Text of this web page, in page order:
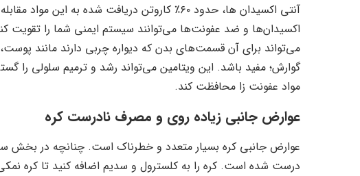
آنتی اکسیدان ها، حدود ۶۰٪ کاروتن دریافت شده به
اکسیدان‌ها و ضد عفونت‌ها می‌توانند سیستم ایمنی شما را تقویت
می‌تواند برای آن قسمت‌های بدن که دیواره چربی دارند مانند
گوارش؛ مفید باشد. این ویتامین می‌تواند رشد و ترمیم سلولی را
مواد عفونت زا محافظت کند.
عوارض جانبی زیاده روی و مصرف نادرست کره
عوارض جانبی کره بسیار متعدد و خطرناک است. چنانچه در بخش
درست شده است. کره را به کلسترول و سدیم اضافه کنید تا کره